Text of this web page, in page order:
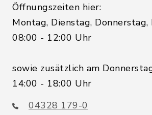
Öffnungszeiten hier:
Montag, Dienstag, Donnerstag,
08:00 - 12:00 Uhr
sowie zusätzlich am
14:00 - 18:00 Uhr
04328 179-0